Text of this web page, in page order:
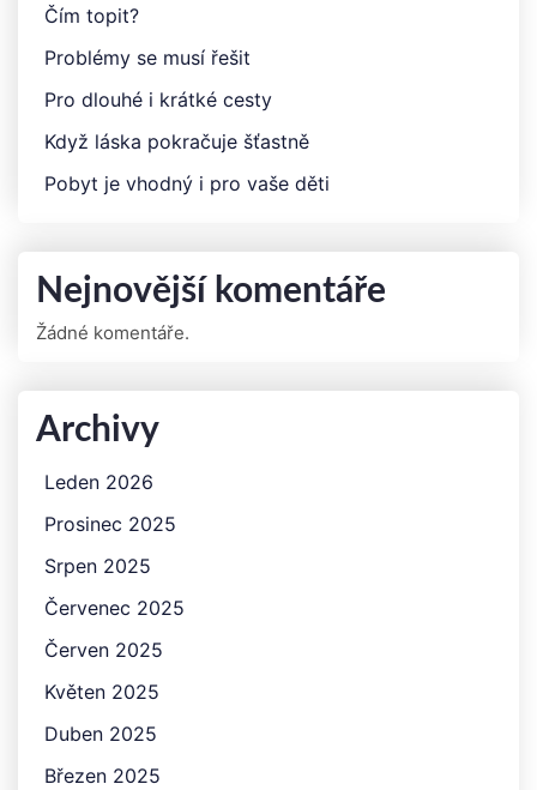
Čím topit?
Problémy se musí řešit
Pro dlouhé i krátké cesty
Když láska pokračuje šťastně
Pobyt je vhodný i pro vaše děti
Nejnovější komentáře
Žádné komentáře.
Archivy
Leden 2026
Prosinec 2025
Srpen 2025
Červenec 2025
Červen 2025
Květen 2025
Duben 2025
Březen 2025